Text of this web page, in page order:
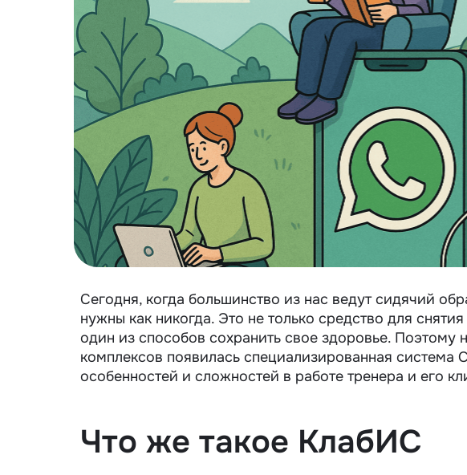
Сегодня, когда большинство из нас ведут сидячий
нужны как никогда. Это не только средство для
один из способов сохранить свое здоровье. Поэтому
комплексов появилась специализированная система
особенностей и сложностей в работе тренера и его
Что же такое КлабИС